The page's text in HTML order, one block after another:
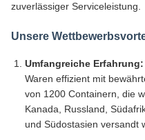
zuverlässiger Serviceleistung.
Unsere
Umfangreiche Erfahrung:
Waren effizient mit
von 1200 Containern, die
Kanada, Russland,
und Südostasien versandt